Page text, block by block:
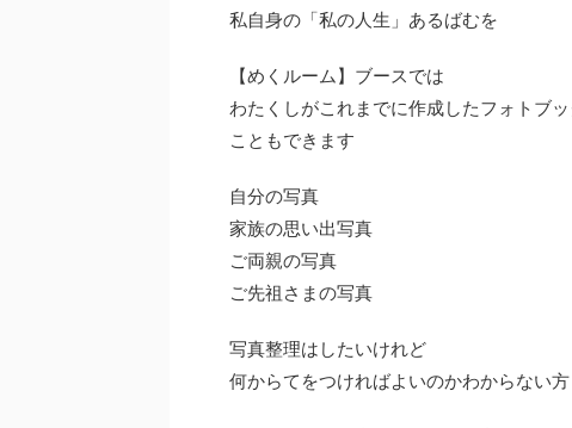
私自身の「私の人生」あるばむを
【めくルーム】ブースでは
わたくしがこれまでに作成したフォトブ
こともできます
自分の写真
家族の思い出写真
ご両親の写真
ご先祖さまの写真
写真整理はしたいけれど
何からてをつければよいのかわからない方